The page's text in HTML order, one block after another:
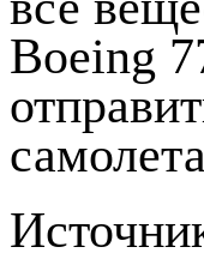
Boeing